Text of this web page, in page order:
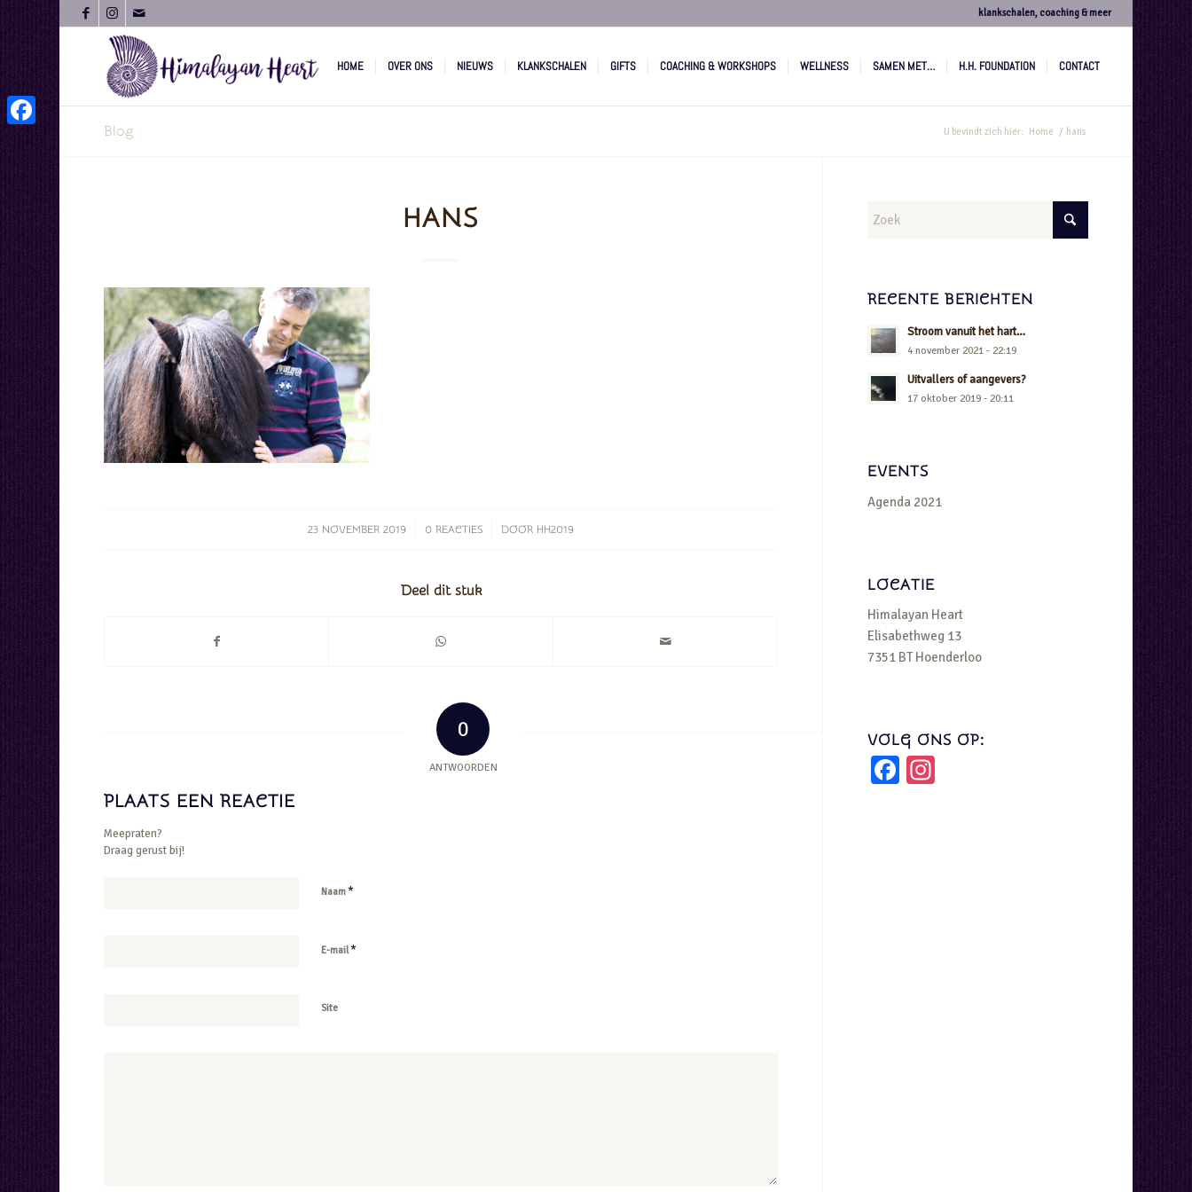
klankschalen, coaching & meer
HOME OVER ONS NIEUWS KLANKSCHALEN GIFTS COACHING & WORKSHOPS WELLNESS SAMEN MET… H.H. FOUNDATION CONTACT
Blog U bevindt zich hier: Home / hans
HANS
23 NOVEMBER 2019
/ 0 REACTIES
/ DOOR HH2019
Deel dit stuk
0
ANTWOORDEN
PLAATS EEN REACTIE
Meepraten?
Draag gerust bij!
Naam*
E-mail*
Site
RECENTE BERICHTEN
Stroom vanuit het hart…
4 november 2021 - 22:19
Uitvallers of aangevers?
17 oktober 2019 - 20:11
EVENTS
Agenda 2021
LOCATIE
Himalayan Heart
Elisabethweg 13
7351 BT Hoenderloo
VOLG ONS OP:
Facebook